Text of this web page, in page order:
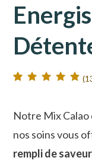
(
Notre Mix Calao
nos soins vous
rempli de